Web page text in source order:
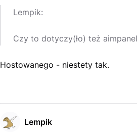
Lempik:
Czy to dotyczy(ło) też
Hostowanego - niestety tak.
Lempik